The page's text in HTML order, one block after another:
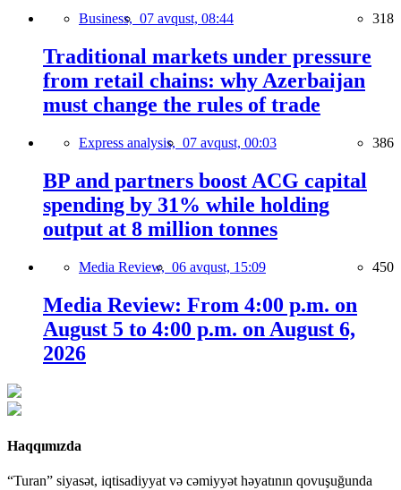
Business, 07 avqust, 08:44 318
Traditional markets under pressure
from retail chains: why Azerbaijan
must change the rules of trade
Express analysis, 07 avqust, 00:03 386
BP and partners boost ACG capital
spending by 31% while holding
output at 8 million tonnes
Media Review, 06 avqust, 15:09 450
Media Review: From 4:00 p.m. on
August 5 to 4:00 p.m. on August 6,
2026
Haqqımızda
“Turan” siyasət, iqtisadiyyat və cəmiyyət həyatının qovuşuğunda